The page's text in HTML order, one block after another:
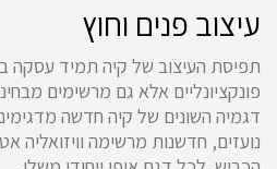
עיצוב פנים וחוץ
תפיסת העיצוב של קיה תמיד עסקה
פונקציונליים אלא גם מרשימים
דגמיה השונים של קיה חדשה
נועזים, חדשנות מרשימה וויזואליה